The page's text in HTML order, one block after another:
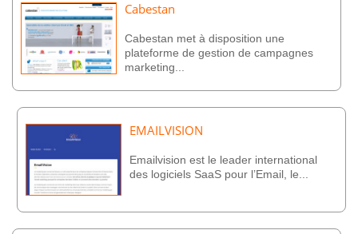
Cabestan
Cabestan met à disposition une
plateforme de gestion de campagnes
marketing...
EMAILVISION
Emailvision est le leader international
des logiciels SaaS pour l’Email, le...